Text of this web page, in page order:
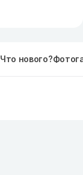
Что нового?